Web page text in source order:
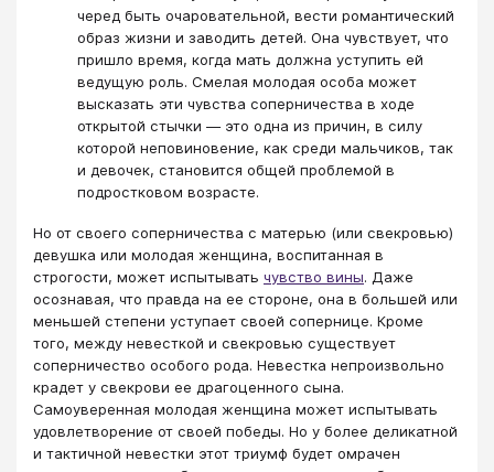
черед быть очаровательной, вести романтический
образ жизни и заводить детей. Она чувствует, что
пришло время, когда мать должна уступить ей
ведущую роль. Смелая молодая особа может
высказать эти чувства соперничества в ходе
открытой стычки — это одна из причин, в силу
которой неповиновение, как среди мальчиков, так
и девочек, становится общей проблемой в
подростковом возрасте.
Но от своего соперничества с матерью (или свекровью)
девушка или молодая женщина, воспитанная в
строгости, может испытывать чувство вины. Даже
осознавая, что правда на ее стороне, она в большей или
меньшей степени уступает своей сопернице. Кроме
того, между невесткой и свекровью существует
соперничество особого рода. Невестка непроизвольно
крадет у свекрови ее драгоценного сына.
Самоуверенная молодая женщина может испытывать
удовлетворение от своей победы. Но у более деликатной
и тактичной невестки этот триумф будет омрачен